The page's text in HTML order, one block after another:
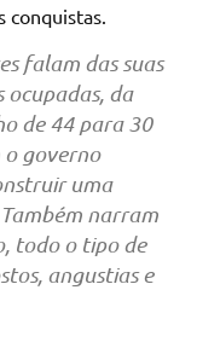
conquistas.
falam das suas
ocupadas, da
de 44 para 30
o governo
uma
narram
todo o tipo de
angustias e